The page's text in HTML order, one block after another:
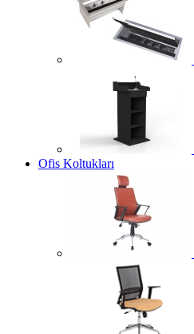
Ofis Koltukları